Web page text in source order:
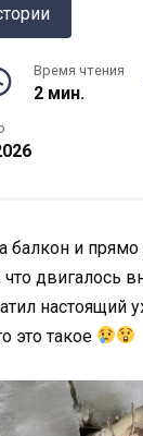
Время чтения
2 мин.
и прямо
двигалось
настоящий
это такое